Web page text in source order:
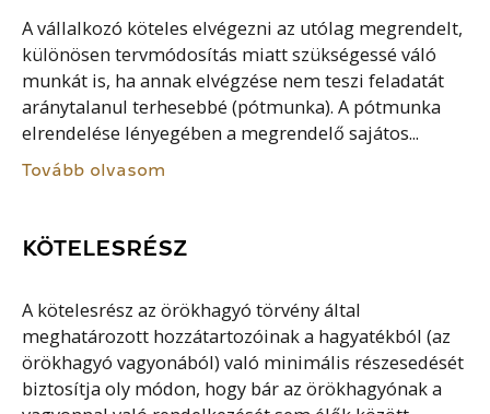
A vállalkozó köteles elvégezni az utólag megrendelt,
különösen tervmódosítás miatt szükségessé váló
munkát is, ha annak elvégzése nem teszi feladatát
aránytalanul terhesebbé (pótmunka). A pótmunka
elrendelése lényegében a megrendelő sajátos...
Tovább olvasom
KÖTELESRÉSZ
A kötelesrész az örökhagyó törvény által
meghatározott hozzátartozóinak a hagyatékból (az
örökhagyó vagyonából) való minimális részesedését
biztosítja oly módon, hogy bár az örökhagyónak a